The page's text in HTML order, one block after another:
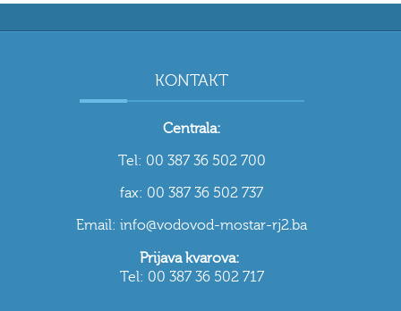
KONTAKT
Centrala:
Tel: 00 387 36 502 700
fax: 00 387 36 502 737
Email: info@vodovod-mostar-rj2.ba
Prijava kvarova:
Tel: 00 387 36 502 717